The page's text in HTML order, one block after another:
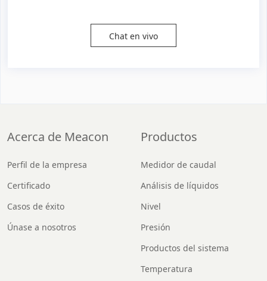
Chat en vivo
Acerca de Meacon
Perfil de la empresa
Certificado
Casos de éxito
Únase a nosotros
Productos
Medidor de caudal
Análisis de líquidos
Nivel
Presión
Productos del sistema
Temperatura